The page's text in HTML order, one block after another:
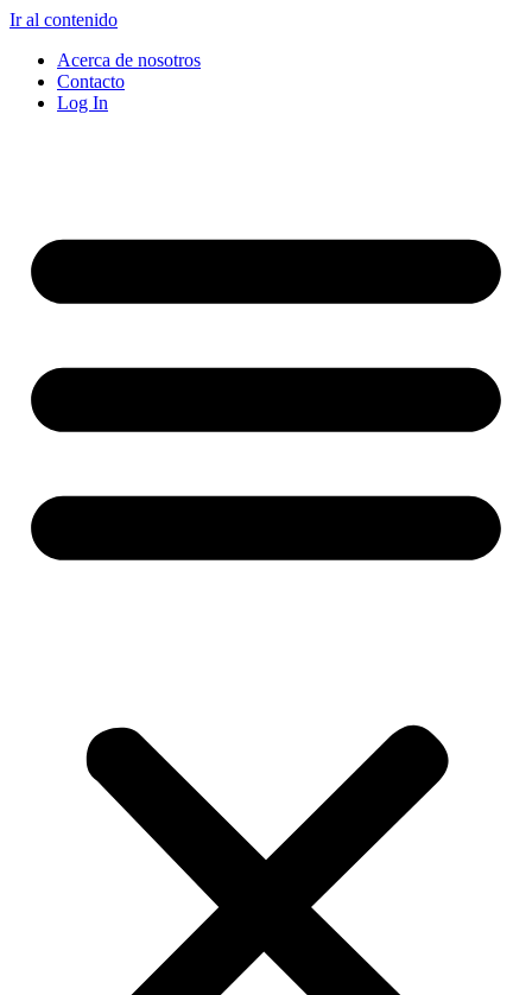
Ir al contenido
Acerca de nosotros
Contacto
Log In